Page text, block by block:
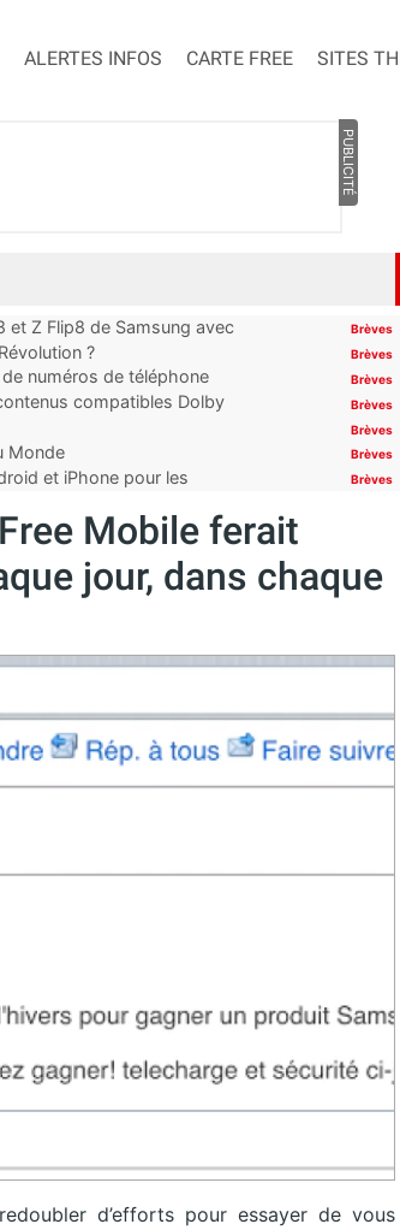
ALERTES INFOS CARTE FREE SITES
PUBLICITÉ
et Z Flip8 de Samsung avec
Brèves
? Brèves
numéros de téléphone
Brèves
compatibles Dolby
Brèves
Brèves
Monde Brèves
et iPhone pour les
Brèves
Mobile ferait
jour, dans chaque
d’efforts pour essayer de vous